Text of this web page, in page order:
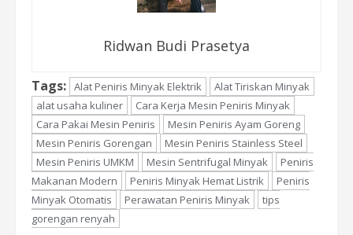
Ridwan Budi Prasetya
Tags: Alat Peniris Minyak Elektrik
Alat Tiriskan Minyak
alat usaha kuliner
Cara Kerja Mesin Peniris Minyak
Cara Pakai Mesin Peniris
Mesin Peniris Ayam Goreng
Mesin Peniris Gorengan
Mesin Peniris Stainless Steel
Mesin Peniris UMKM
Mesin Sentrifugal Minyak
Peniris
Makanan Modern
Peniris Minyak Hemat Listrik
Peniris
Minyak Otomatis
Perawatan Peniris Minyak
tips
gorengan renyah